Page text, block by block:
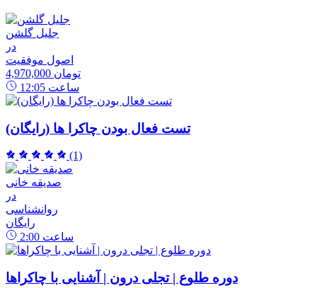
جلیل گلشن
در
اصول موفقیت
4,970,000 تومان
12:05 ساعت
تست فعال بودن چاکرا ها (رایگان)
(1)
صدیقه خانی
در
روانشناسی
رایگان
2:00 ساعت
دوره طلوع | تجلی درون | آشنایی با چاکراها